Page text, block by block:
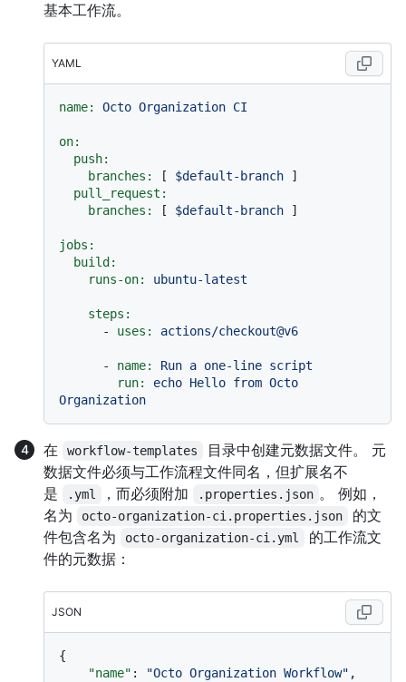
基本工作流。
YAML
name: Octo Organization CI
on:
push:
branches:
[ $default-branch ]
pull_request:
branches:
[ $default-branch ]
jobs:
build:
runs-on:
ubuntu-latest
steps:
-
uses: actions/checkout@v6
- name: Run a one-line script
run:
echo Hello from Octo
Organization
在 workflow-templates
目录中创建元数据文件。 元
数据文件必须与工作流程文件同名，但扩展名不
是
.yml ，而必须附加 .properties.json 。 例如，
名为
octo-organization-ci.properties.json
的文
件包含名为
octo-organization-ci.yml
的工作流文
件的元数据：
JSON
{
"name" : "Octo Organization Workflow" ,